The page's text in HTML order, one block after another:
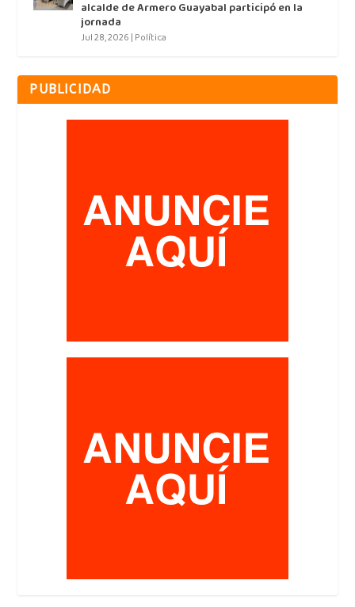
alcalde de Armero Guayabal participó en la
jornada
Jul 28, 2026 | Política
PUBLICIDAD